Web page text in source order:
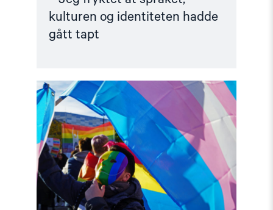
kulturen og identiteten hadde
gått tapt
article
"Russland
erklært
lhbtiq+-
bevegelsen
«ekstremistisk»"